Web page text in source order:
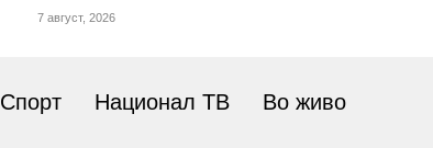
7 август, 2026
Спорт Национал ТВ Во живо